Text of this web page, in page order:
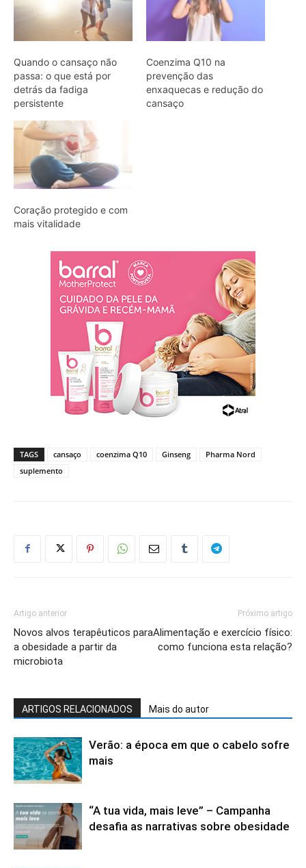
Quando o cansaço não
passa: o que está por
detrás da fadiga
persistente
Coenzima Q10 na
prevenção das
enxaquecas e redução do
cansaço
Coração protegido e com
mais vitalidade
TAGS cansaço coenzima Q10 Ginseng
Pharma Nord
suplemento
Artigo anterior
Novos alvos terapêuticos para
a obesidade a partir da
microbiota
Próximo artigo
Alimentação e exercício físico:
como funciona esta relação?
ARTIGOS RELACIONADOS Mais do autor
Verão: a época em que o cabelo sofre
mais
“A tua vida, mais leve” – Campanha
desafia as narrativas sobre obesidade